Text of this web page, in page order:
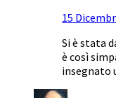
15
Si è stata
è così
insegnato